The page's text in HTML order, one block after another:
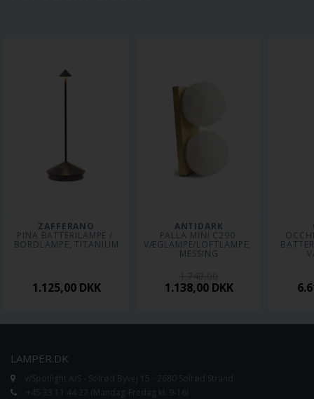
ZAFFERANO
PINA BATTERILAMPE /
BORDLAMPE, TITANIUM
1.125,00 DKK
ANTIDARK
PALLA MINI C290
VÆGLAMPE/LOFTLAMPE,
MESSING
1.138,00 DKK
LAMPER.DK